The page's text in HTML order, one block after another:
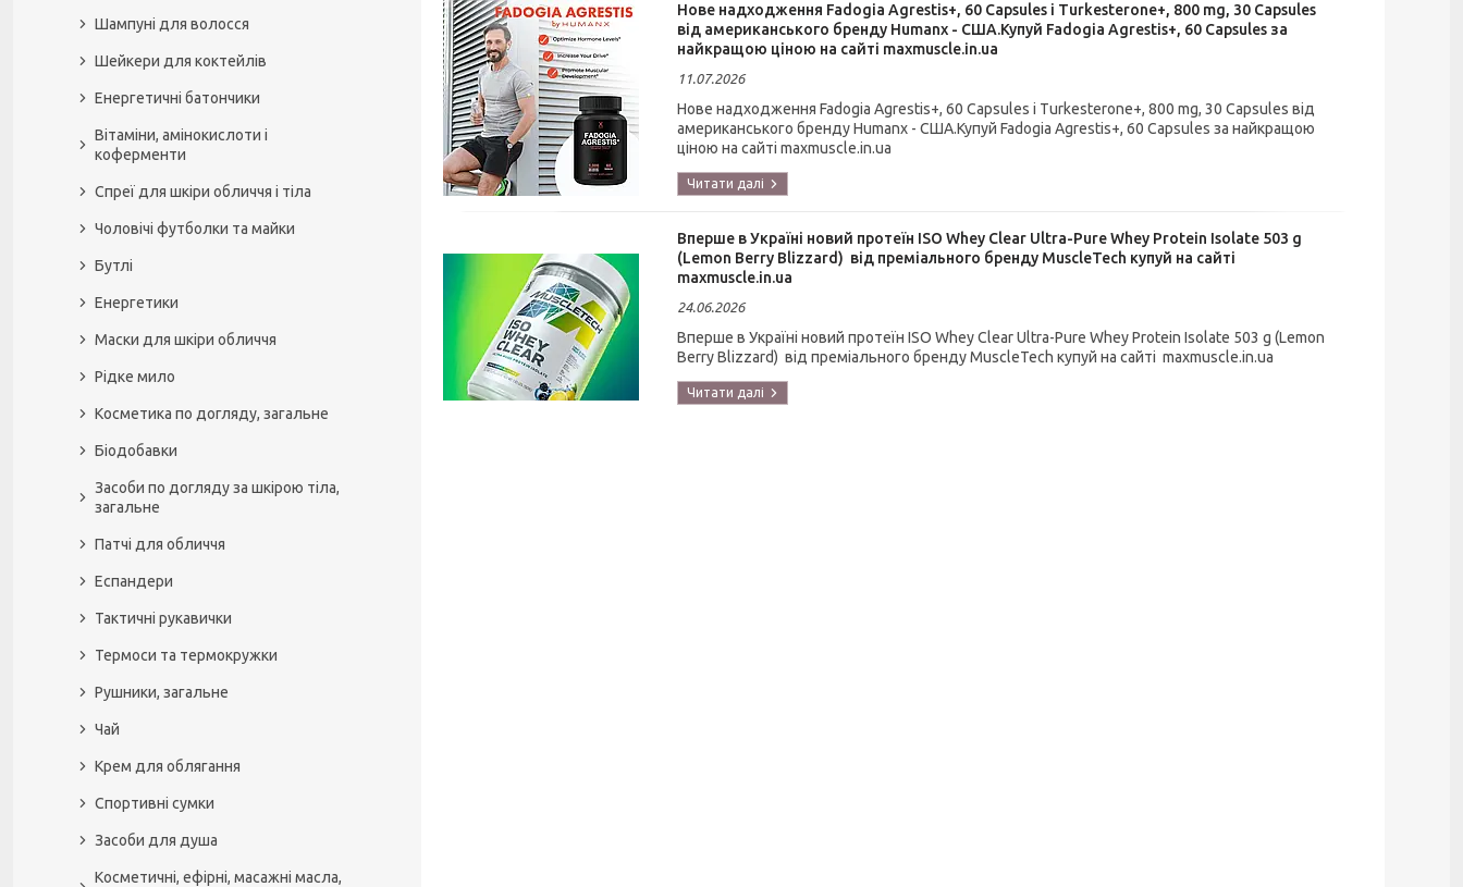
Нове надходження Fadogia Agrestis+, 60 Capsules і Turkesterone+, 800 mg, 30 Capsules
від американського бренду Humanx - США.Купуй Fadogia Agrestis+, 60 Capsules за
найкращою ціною на сайті maxmuscle.in.ua
11.07.2026
Нове надходження Fadogia Agrestis+, 60 Capsules і Turkesterone+, 800 mg, 30 Capsules від
американського бренду Humanx - США.Купуй Fadogia Agrestis+, 60 Capsules за найкращою
ціною на сайті maxmuscle.in.ua
Вперше в Україні новий протеїн ISO Whey Clear Ultra-Pure Whey Protein Isolate 503 g
(Lemon Berry Blizzard) від преміального бренду MuscleTech купуй на сайті
maxmuscle.in.ua
24.06.2026
Вперше в Україні новий протеїн ISO Whey Clear Ultra-Pure Whey Protein Isolate 503 g (Lemon
Berry Blizzard) від преміального бренду MuscleTech купуй на сайті maxmuscle.in.ua
Шампуні для волосся
Шейкери для коктейлів
Енергетичні батончики
Вітаміни, амінокислоти і
коферменти
Спреї для шкіри обличчя і тіла
Чоловічі футболки та майки
Бутлі
Енергетики
Маски для шкіри обличчя
Рідке мило
Косметика по догляду, загальне
Біодобавки
Засоби по догляду за шкірою тіла,
загальне
Патчі для обличчя
Еспандери
Тактичні рукавички
Термоси та термокружки
Рушники, загальне
Чай
Крем для облягання
Спортивні сумки
Засоби для душа
Косметичні, ефірні, масажні масла,